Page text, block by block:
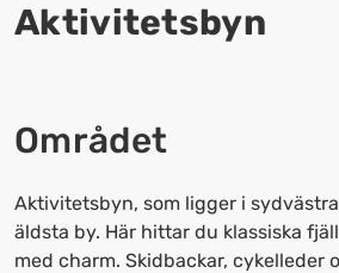
Området
Aktivitetsbyn, som ligger i
äldsta by. Här hittar du klassiska
med charm. Skidbackar, cykelleder
Aktivitetsbyn